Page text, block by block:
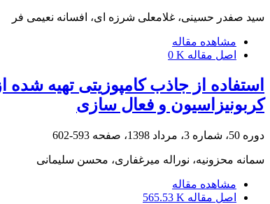
سید صفدر حسینی، غلامعلی شرزه ای، افسانه نعیمی فر
مشاهده مقاله
اصل مقاله 0 K
استفاده از جاذب کامپوزیتی تهیه
کربونیزاسیون و فعال سازی
دوره 50، شماره 3، مرداد 1398، صفحه 593-602
سمانه محزونیه، نوراله میرغفاری، محسن سلیمانی
مشاهده مقاله
اصل مقاله 565.53 K